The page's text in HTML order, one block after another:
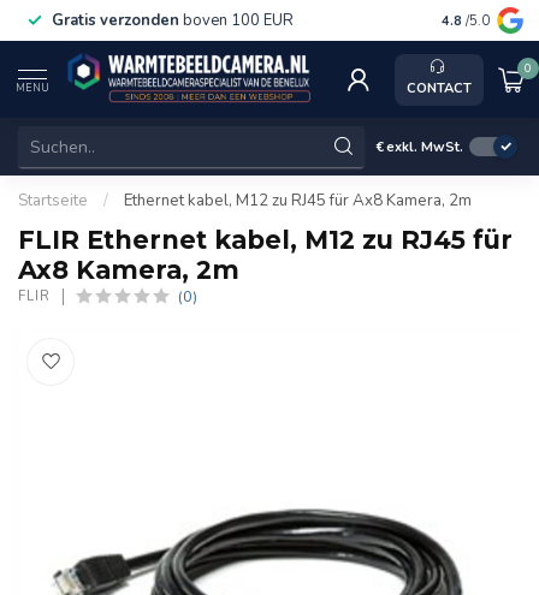
Gratis verzonden boven 100 EUR Service,
4.8 /5.0
MENU CONTACT
0
€exkl. MwSt.
Startseite / Ethernet kabel, M12 zu RJ45 für Ax8 Kamera, 2m
FLIR Ethernet kabel, M12 zu RJ45 für
Ax8 Kamera, 2m
FLIR (0)